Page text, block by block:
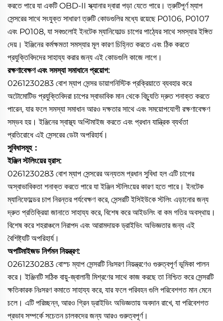
করতে পারে যা একটি OBD-II স্ক্যানার দ্বারা পড়া যেতে পারে। ত্রুটিপূর্ণ ম্যাপ
সেন্সরের সাথে সংযুক্ত সাধারণ ত্রুটি কোডগুলির মধ্যে রয়েছে P0106, P0107
এবং P0108, যা সবগুলোই ইনটেক ম্যানিফোল্ড চাপের পাঠ্যের সাথে সমস্যার ইঙ্গিত
দেয়। ইঞ্জিনের কর্মক্ষমতা সমস্যার মূল কারণ চিহ্নিত করতে এবং ঠিক করতে
প্রযুক্তিবিদদের সাহায্য করার জন্য এই কোডগুলি কাজে লাগে।
রক্ষণাবেক্ষণ এবং সমস্যা সমাধানে প্রয়োগ:
0261230283 বোশ ম্যাপ সেন্সর ডায়াগনিস্টিক প্রক্রিয়াতে ব্যবহার করে
অটোমোটিভ প্রযুক্তিবিদরা চাপের স্বাভাবিক মান থেকে বিচ্যুতি দ্রুত শনাক্ত করতে
পারেন, যার ফলে সমস্যা সমাধান আরও দক্ষতার সাথে এবং সময়োপযোগী রক্ষণাবেক্ষণ
সম্ভব হয়। ইঞ্জিনের স্বাস্থ্য অপ্টিমাইজ করতে এবং প্রধান যান্ত্রিক ব্যর্থতা
প্রতিরোধে এই সেন্সরের ডেটা অপরিহার্য।
সুবিধাসমূহ：
ইঞ্জিন স্টলিংয়ের হ্রাস:
0261230283 বোশ ম্যাপ সেন্সরের অন্যতম প্রধান সুবিধা হল এটি চাপের
অস্বাভাবিকতা শনাক্ত করতে পারে যা ইঞ্জিন স্টলিংয়ের কারণ হতে পারে। ইনটেক
ম্যানিফোল্ডের চাপ নিরন্তর পর্যবেক্ষণ করে, সেন্সরটি ইসিইউকে স্টলিং এড়ানোর জন্য
দ্রুত প্রতিক্রিয়া জানাতে সাহায্য করে, বিশেষ করে আইডলিং বা কম গতির অবস্থায়।
বিশেষ করে শহরাঞ্চলে নিরাপদ এবং আরামদায়ক ড্রাইভিং অভিজ্ঞতার জন্য এই
বৈশিষ্ট্যটি অপরিহার্য।
অপটিমাইজড নির্গমন নিয়ন্ত্রণ:
0261230283 বোস্চ ম্যাপ সেন্সরটি নিঃসরণ নিয়ন্ত্রণেও গুরুত্বপূর্ণ ভূমিকা পালন
করে। ইঞ্জিনটি সঠিক বায়ু-জ্বালানী মিশ্রণের সাথে কাজ করছে তা নিশ্চিত করে সেন্সরটি
ক্ষতিকারক নিঃসরণ কমাতে সাহায্য করে, যার ফলে পরিবহন গুলি পরিবেশগত মান মেনে
চলে। এটি পরিচ্ছন্ন, আরও গ্রিন ড্রাইভিং অভিজ্ঞতায় অবদান রাখে, যা পরিবেশগত
প্রভাব সম্পর্কে সচেতন চালকদের জন্য আরও গুরুত্বপূর্ণ।